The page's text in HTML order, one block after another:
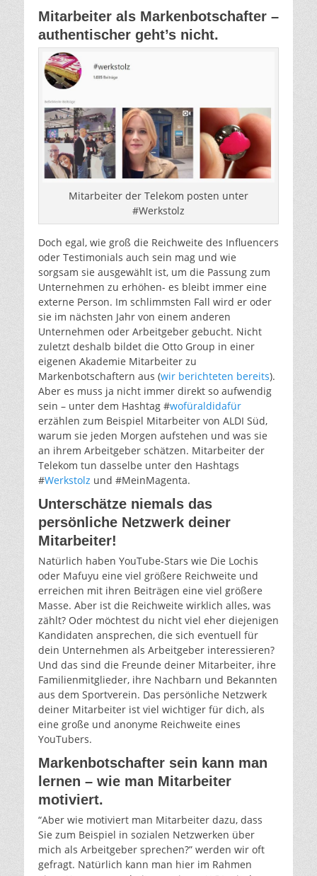
Mitarbeiter als Markenbotschafter –
authentischer geht’s nicht.
Mitarbeiter der Telekom posten unter
#Werkstolz
Doch egal, wie groß die Reichweite des Influencers
oder Testimonials auch sein mag und wie
sorgsam sie ausgewählt ist, um die Passung zum
Unternehmen zu erhöhen- es bleibt immer eine
externe Person. Im schlimmsten Fall wird er oder
sie im nächsten Jahr von einem anderen
Unternehmen oder Arbeitgeber gebucht. Nicht
zuletzt deshalb bildet die Otto Group in einer
eigenen Akademie Mitarbeiter zu
Markenbotschaftern aus (wir berichteten bereits).
Aber es muss ja nicht immer direkt so aufwendig
sein – unter dem Hashtag #wofüraldidafür
erzählen zum Beispiel Mitarbeiter von ALDI Süd,
warum sie jeden Morgen aufstehen und was sie
an ihrem Arbeitgeber schätzen. Mitarbeiter der
Telekom tun dasselbe unter den Hashtags
#Werkstolz und #MeinMagenta.
Unterschätze niemals das
persönliche Netzwerk deiner
Mitarbeiter!
Natürlich haben YouTube-Stars wie Die Lochis
oder Mafuyu eine viel größere Reichweite und
erreichen mit ihren Beiträgen eine viel größere
Masse. Aber ist die Reichweite wirklich alles, was
zählt? Oder möchtest du nicht viel eher diejenigen
Kandidaten ansprechen, die sich eventuell für
dein Unternehmen als Arbeitgeber interessieren?
Und das sind die Freunde deiner Mitarbeiter, ihre
Familienmitglieder, ihre Nachbarn und Bekannten
aus dem Sportverein. Das persönliche Netzwerk
deiner Mitarbeiter ist viel wichtiger für dich, als
eine große und anonyme Reichweite eines
YouTubers.
Markenbotschafter sein kann man
lernen – wie man Mitarbeiter
motiviert.
“Aber wie motiviert man Mitarbeiter dazu, dass
Sie zum Beispiel in sozialen Netzwerken über
mich als Arbeitgeber sprechen?” werden wir oft
gefragt. Natürlich kann man hier im Rahmen